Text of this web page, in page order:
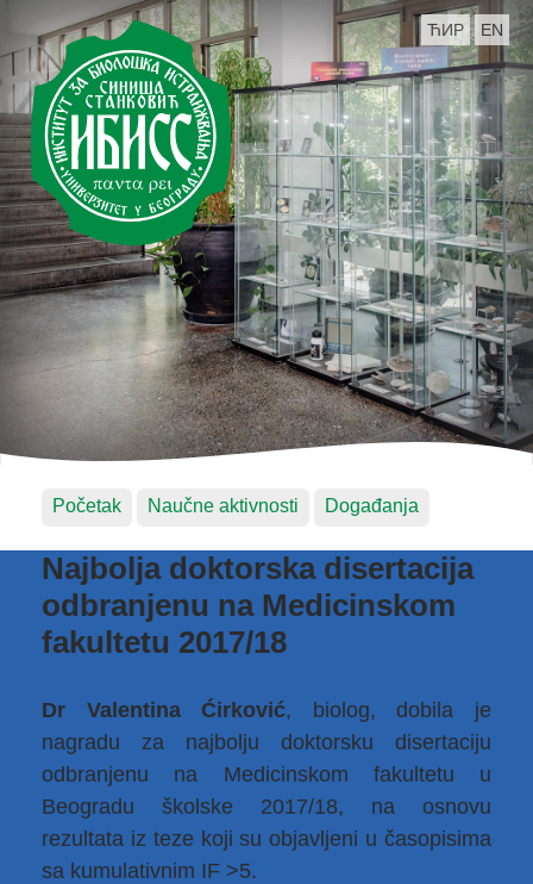
ЋИР EN
Početak Naučne aktivnosti Događanja
Najbolja doktorska disertacija
odbranjenu na Medicinskom
fakultetu 2017/18
Dr Valentina Ćirković, biolog, dobila je
nagradu za najbolju doktorsku disertaciju
odbranjenu na Medicinskom fakultetu u
Beogradu školske 2017/18, na osnovu
rezultata iz teze koji su objavljeni u časopisima
sa kumulativnim IF >5.